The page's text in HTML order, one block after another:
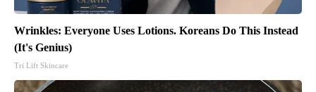
Wrinkles: Everyone Uses Lotions. Koreans Do This Instead
(It's Genius)
Tri Lift Skincare